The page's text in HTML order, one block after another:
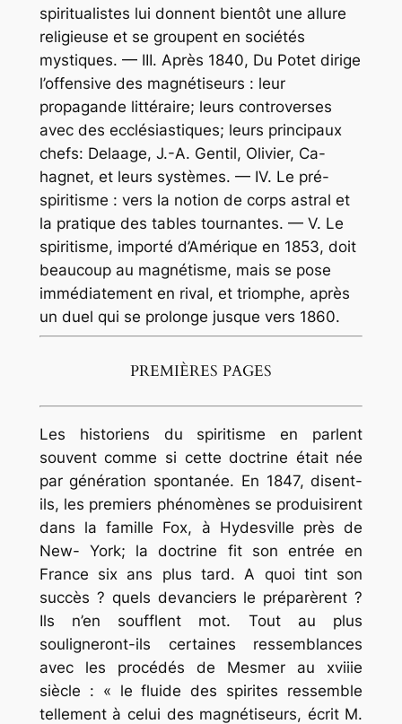
spiritualistes lui donnent bientôt une allure
religieuse et se groupent en sociétés
mystiques. — III. Après 1840, Du Potet dirige
l’offensive des magnétiseurs : leur
propagande littéraire; leurs controverses
avec des ecclésiastiques; leurs principaux
chefs: Delaage, J.-A. Gentil, Olivier, Ca-
hagnet, et leurs systèmes. — IV. Le pré-
spiritisme : vers la notion de corps astral et
la pratique des tables tournantes. — V. Le
spiritisme, importé d’Amérique en 1853, doit
beaucoup au magnétisme, mais se pose
immédiatement en rival, et triomphe, après
un duel qui se prolonge jusque vers 1860.
PREMIÈRES PAGES
Les historiens du spiritisme en parlent
souvent comme si cette doctrine était née
par génération spontanée. En 1847, disent-
ils, les premiers phénomènes se produisirent
dans la famille Fox, à Hydesville près de
New- York; la doctrine fit son entrée en
France six ans plus tard. A quoi tint son
succès ? quels devanciers le préparèrent ?
Ils n’en soufflent mot. Tout au plus
souligneront-ils certaines ressemblances
avec les procédés de Mesmer au xviiie
siècle : « le fluide des spirites ressemble
tellement à celui des magnétiseurs, écrit M.